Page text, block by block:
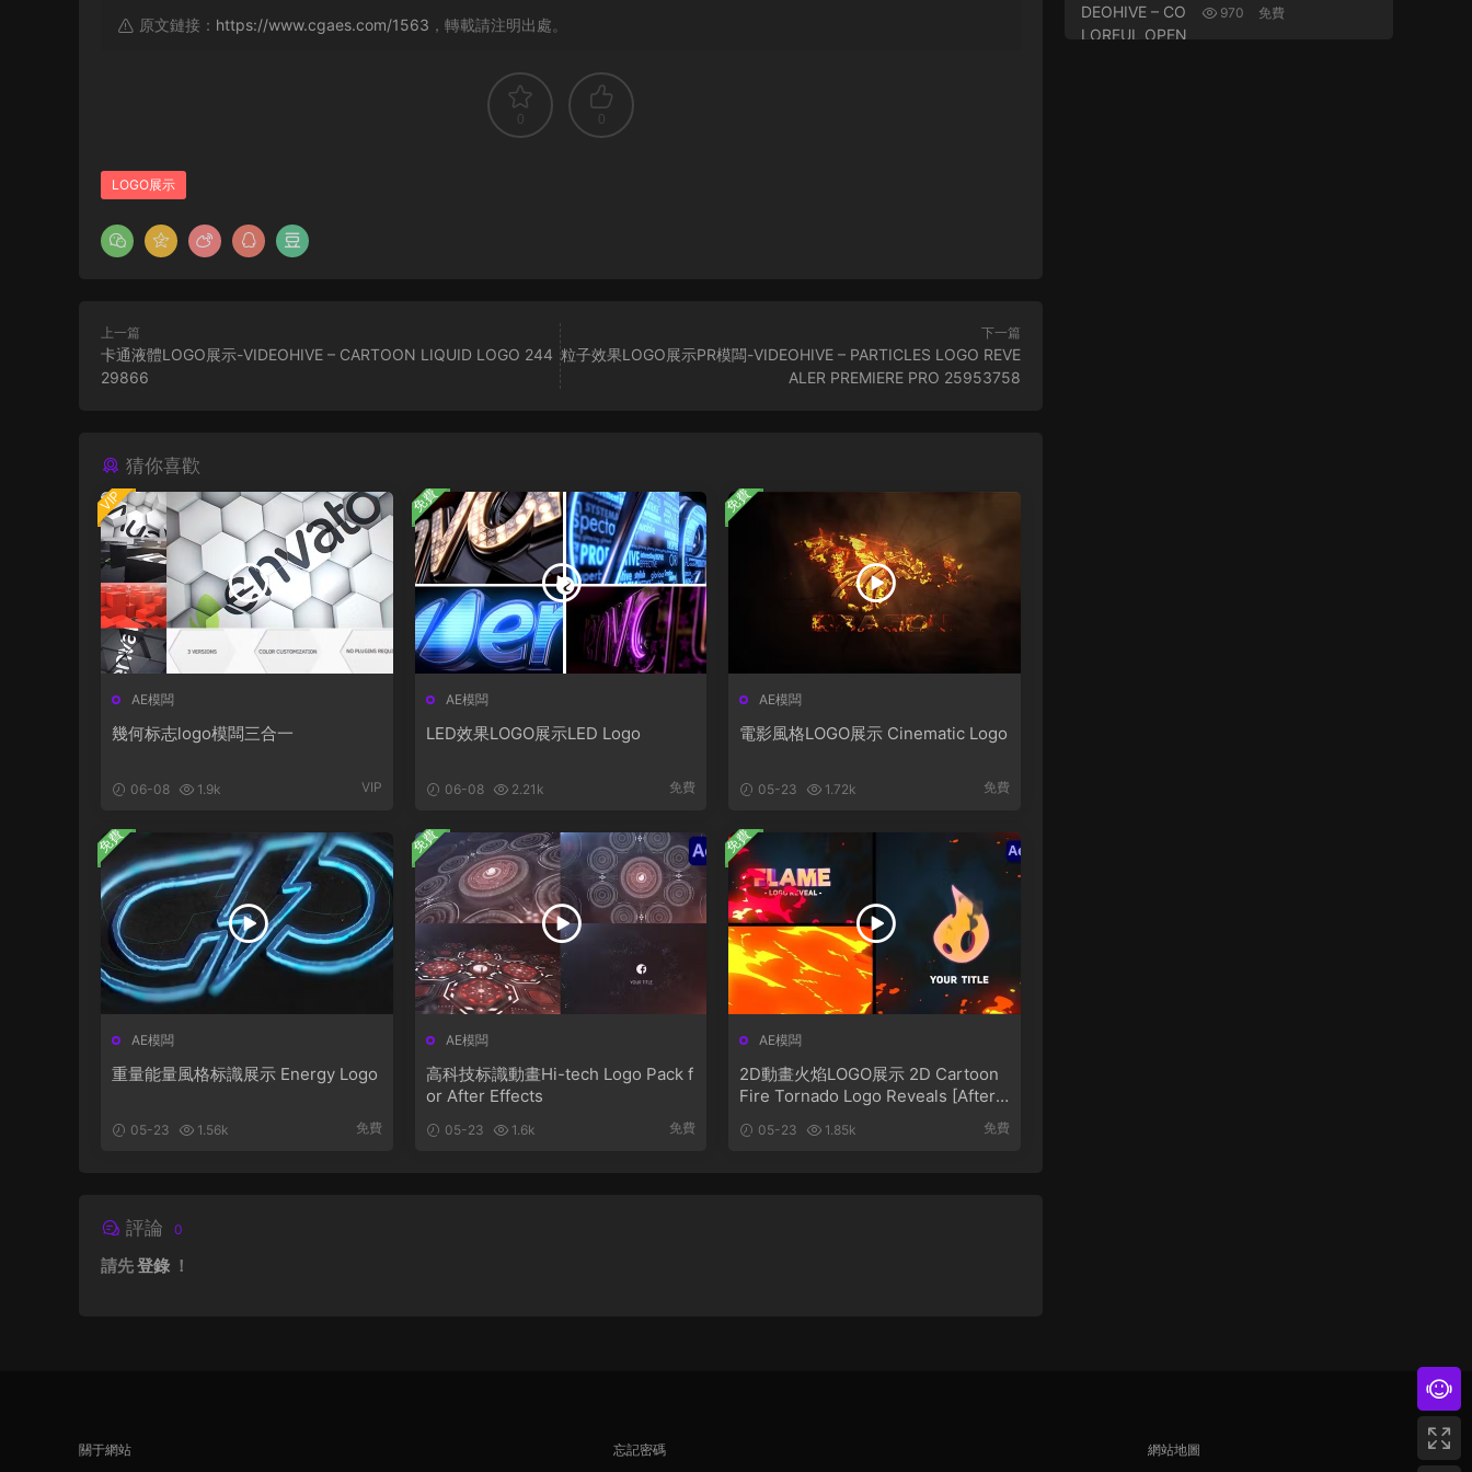
原文鏈接： https://www.cgaes.com/1563 ，轉載請注明出處。
0 0
LOGO展示
上一篇
卡通液體LOGO展示-VIDEOHIVE – CARTOON LIQUID LOGO 244
29866
下一篇
粒子效果LOGO展示PR模闆-VIDEOHIVE – PARTICLES LOGO REVE
ALER PREMIERE PRO 25953758
猜你喜歡
AE模闆
幾何标志logo模闆三合一
06-08 1.9k VIP
VIP
AE模闆
LED效果LOGO展示LED Logo
06-08 2.21k 免費
免費
AE模闆
電影風格LOGO展示 Cinematic Logo
05-23 1.72k 免費
免費
AE模闆
重量能量風格标識展示 Energy Logo
05-23 1.56k 免費
免費
AE模闆
高科技标識動畫Hi-tech Logo Pack f
or After Effects
05-23 1.6k 免費
免費
AE模闆
2D動畫火焰LOGO展示 2D Cartoon
Fire Tornado Logo Reveals [After
05-23 1.85k 免費
免費
評論 0
請先登錄 ！
FUL OPENER – 233472
970 免費
關于網站 忘記密碼 網站地圖